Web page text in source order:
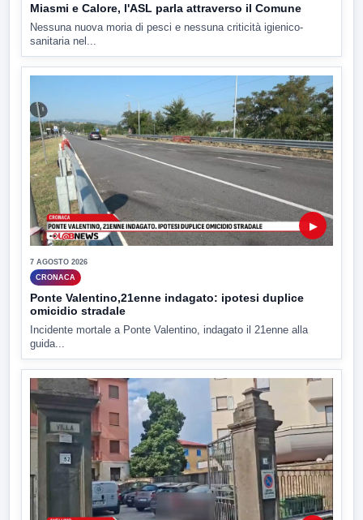
Miasmi e Calore, l'ASL parla attraverso il Comune
Nessuna nuova moria di pesci e nessuna criticità igienico-
sanitaria nel...
▶
7 AGOSTO 2026
CRONACA
Ponte Valentino,21enne indagato: ipotesi duplice
omicidio stradale
Incidente mortale a Ponte Valentino, indagato il 21enne alla
guida...